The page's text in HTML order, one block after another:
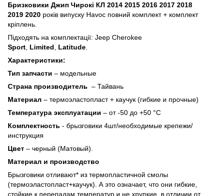
Бризковики Джип Чирокі КЛ 2014 2015 2016 2017 2018
2019 2020 років випуску Havoc повний комплект + комплект
кріплень.
Підходять на комплектації: Jeep Cherokee
Sport Limited Latitude
Характеристики:
Тип запчасти – модельные
Страна производитель – Тайвань
Материал – термоэластопласт + каучук (гибкие и прочные)
Температура эксплуатации – от -50 до +50 °C
Комплектность - брызговики 4шт/необходимые крепежи/
инструкция
Цвет – черный (Матовый).
Материал и производство
Брызговики отливают* из термопластичной смолы
(термоэластопласт+каучук). А это означает, что они гибкие,
стойкие к перепадам температур и не хрупкие, в отличии от